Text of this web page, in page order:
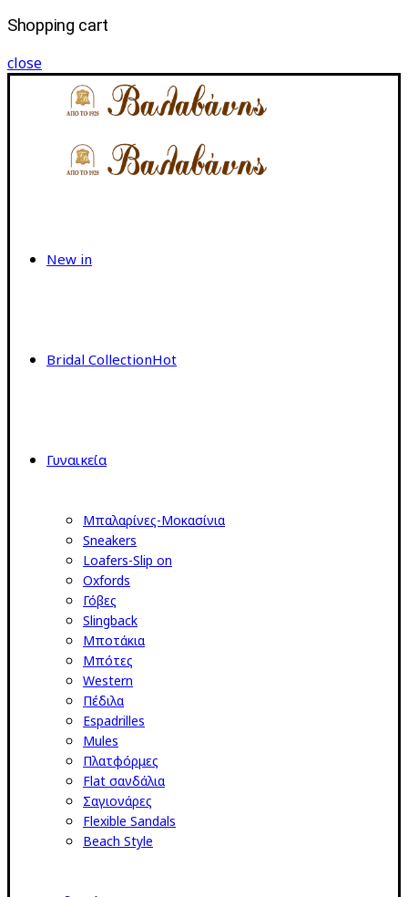
Shopping cart
close
New in
Bridal CollectionHot
Γυναικεία
Μπαλαρίνες-Μοκασίνια
Sneakers
Loafers-Slip on
Oxfords
Γόβες
Slingback
Μποτάκια
Μπότες
Western
Πέδιλα
Espadrilles
Mules
Πλατφόρμες
Flat σανδάλια
Σαγιονάρες
Flexible Sandals
Beach Style